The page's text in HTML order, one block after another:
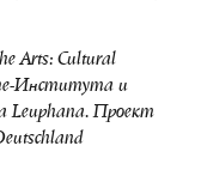
Arts: Cultural
Института и
Leuphana. Проект